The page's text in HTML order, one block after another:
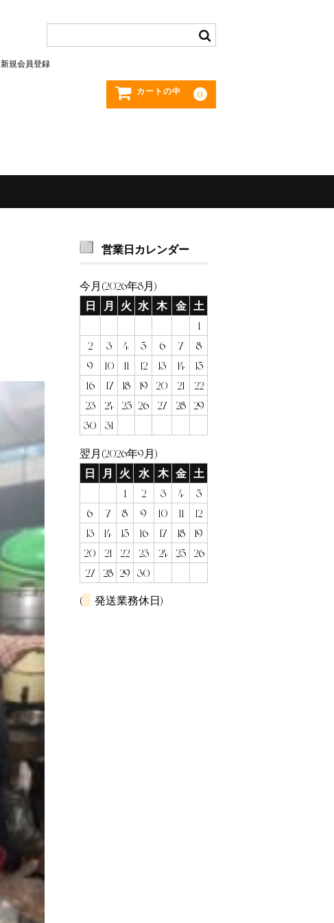
新規会員登録
カートの中 0
営業日カレンダー
今月(2026年8月)
日
月 火 水 木 金 土
1
2
3 4 5 6 7
8
9
10 11 12 13 14
15
16
17 18 19 20 21
22
23
24 25 26 27 28
29
30
31
翌月(2026年9月)
日
月 火 水 木 金 土
1
2 3 4
5
6
7 8 9 10 11
12
13
14 15 16 17 18
19
20
21 22 23 24 25
26
27
28 29 30
( 発送業務休日)